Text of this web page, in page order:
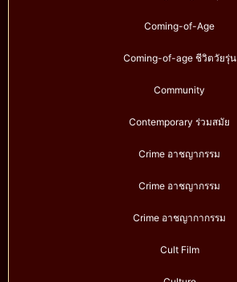
Coming-of-Age
Coming-of-age ชีวิตวัยรุ่น
Community
Contemporary ร่วมสมัย
Crime อาชญากรรม
Crime อาชญากรรม
Crime อาชญากากรรม
Cult Film